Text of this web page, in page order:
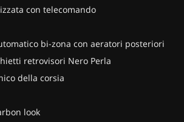
con telecomando
bi-zona con aeratori posteriori
retrovisori Nero Perla
della corsia
look